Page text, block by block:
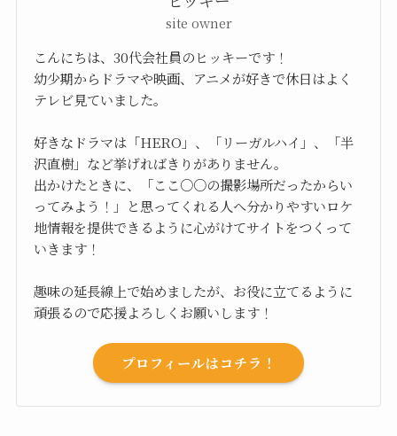
site owner
こんにちは、30代会社員のヒッキーです！
幼少期からドラマや映画、アニメが好きで休日はよく
テレビ見ていました。
好きなドラマは「HERO」、「リーガルハイ」、「半
沢直樹」など挙げればきりがありません。
出かけたときに、「ここ○○の撮影場所だったからい
ってみよう！」と思ってくれる人へ分かりやすいロケ
地情報を提供できるように心がけてサイトをつくって
いきます！
趣味の延長線上で始めましたが、お役に立てるように
頑張るので応援よろしくお願いします！
プロフィールはコチラ！